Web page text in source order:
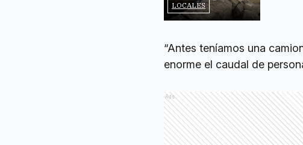
LOCALES
“Antes teníamos una
enorme el caudal de
Ads